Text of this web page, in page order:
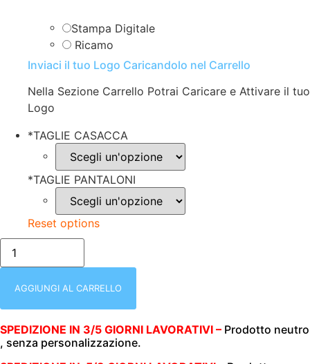
Stampa Digitale
Ricamo
Inviaci il tuo Logo Caricandolo nel Carrello
Nella Sezione Carrello Potrai Caricare e Attivare il tuo
Logo
*TAGLIE CASACCA
*TAGLIE PANTALONI
Reset options
COMPLETO
PANTALONE
CASACCA
A
|
ALBICOCCA
AGGIUNGI AL CARRELLO
SPEDIZIONE IN 3/5 GIORNI LAVORATIVI – Prodotto neutro
, senza personalizzazione.